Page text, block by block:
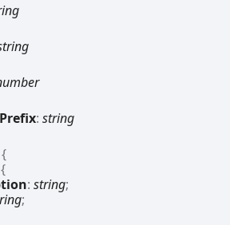
Prefix: string
{
{
: string;
;